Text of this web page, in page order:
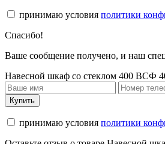
принимаю условия политики
Спасибо!
Ваше сообщение получено, и наш
Навесной шкаф со стеклом 400 ВСФ
Купить
принимаю условия политики